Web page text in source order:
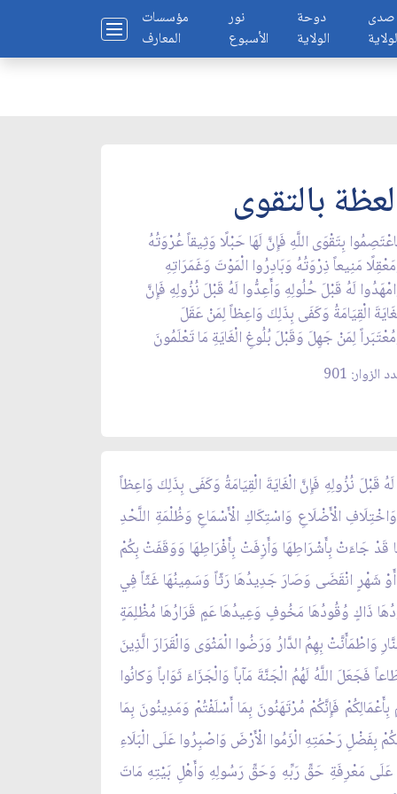
مؤسسات
المعارف
نور
الأسبوع
دوحة
الولاية
صدى
بالتقوى
بِتَقْوَى اللَّهِ فَإِنَّ لَهَا حَبْلًا وَثِيقاً عُرْوَتُهُ
مَنِيعاً ذِرْوَتُهُ وَبَادِرُوا الْمَوْتَ وَغَمَرَاتِهِ
لَهُ قَبْلَ حُلُولِهِ وَأَعِدُّوا لَهُ قَبْلَ نُزُولِهِ فَإِنَّ
الْقِيَامَةُ وَكَفَى بِذَلِكَ وَاعِظاً لِمَنْ عَقَلَ
لِمَنْ جَهِلَ وَقَبْلَ بُلُوغِ الْغَايَةِ مَا تَعْلَمُونَ
الزوار: 901
قَبْلَ نُزُولِهِ فَإِنَّ الْغَايَةَ الْقِيَامَةُ وَكَفَى بِذَلِكَ وَاعِظاً
الْأَضْلَاعِ وَاسْتِكَاكِ الْأَسْمَاعِ وَظُلْمَةِ اللَّحْدِ
قَدْ جَاءَتْ بِأَشْرَاطِهَا وَأَزِفَتْ بِأَفْرَاطِهَا وَوَقَفَتْ بِكُمْ
شَهْرٍ انْقَضَى وَصَارَ جَدِيدُهَا رَثّاً وَسَمِينُهَا غَثّاً فِي
ذَاكٍ وُقُودُهَا مَخُوفٍ وَعِيدُهَا عَمٍ قَرَارُهَا مُظْلِمَةٍ
وَاطْمَأَنَّتْ بِهِمُ الدَّارُ وَرَضُوا الْمَثْوَى وَالْقَرَارَ الَّذِينَ
فَجَعَلَ اللَّهُ لَهُمُ الْجَنَّةَ مَآباً وَالْجَزَاءَ ثَوَاباً وَكانُوا
فَإِنَّكُمْ مُرْتَهَنُونَ بِمَا أَسْلَفْتُمْ وَمَدِينُونَ بِمَا
بِفَضْلِ رَحْمَتِهِ الْزَمُوا الْأَرْضَ وَاصْبِرُوا عَلَى الْبَلَاءِ
عَلَى مَعْرِفَةِ حَقِّ رَبِّهِ وَحَقِّ رَسُولِهِ وَأَهْلِ بَيْتِهِ مَاتَ